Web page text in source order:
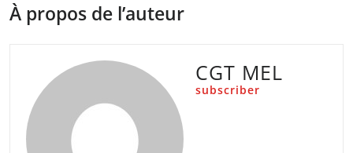
À propos de l’auteur
CGT MEL
subscriber